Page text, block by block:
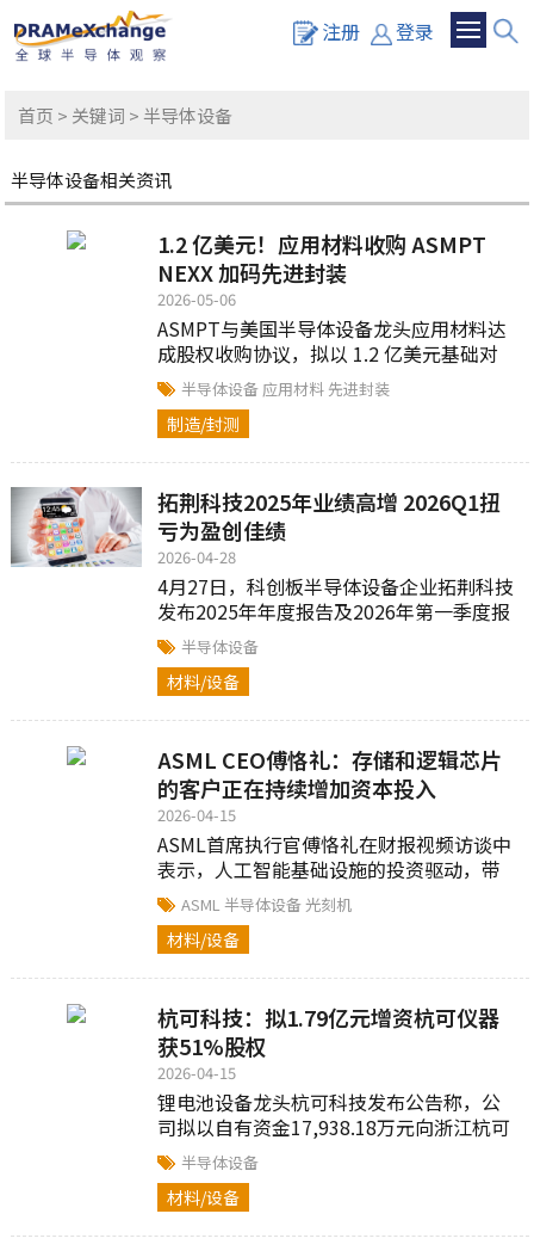
注册 登录
首页 > 关键词 > 半导体设备
半导体设备相关资讯
1.2 亿美元！应用材料收购 ASMPT
NEXX 加码先进封装
2026-05-06
ASMPT与美国半导体设备龙头应用材料达
成股权收购协议，拟以 1.2 亿美元基础对
价，转让旗下子公司 ASMPT NEXX 全部权
益...
半导体设备 应用材料 先进封装
制造/封测
拓荆科技2025年业绩高增 2026Q1扭
亏为盈创佳绩
2026-04-28
4月27日，科创板半导体设备企业拓荆科技
发布2025年年度报告及2026年第一季度报
告，公司全年营收与利润实现大幅增长...
半导体设备
材料/设备
ASML CEO傅恪礼：存储和逻辑芯片
的客户正在持续增加资本投入
2026-04-15
ASML首席执行官傅恪礼在财报视频访谈中
表示，人工智能基础设施的投资驱动，带
动对先进存储和先进逻辑芯片的旺盛需求...
ASML半导体设备光刻机
材料/设备
杭可科技：拟1.79亿元增资杭可仪器
获51%股权
2026-04-15
锂电池设备龙头杭可科技发布公告称，公
司拟以自有资金17,938.18万元向浙江杭可
仪器有限公司增资...
半导体设备
材料/设备